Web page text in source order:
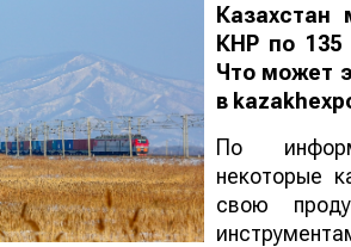
Казахстан
КНР по 135
Что может
в
По
некоторые
свою